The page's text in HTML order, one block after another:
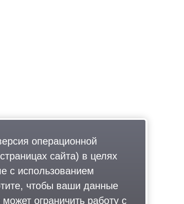
операционной
сайта) в целях
с использованием
чтобы ваши данные
ограничить работу с